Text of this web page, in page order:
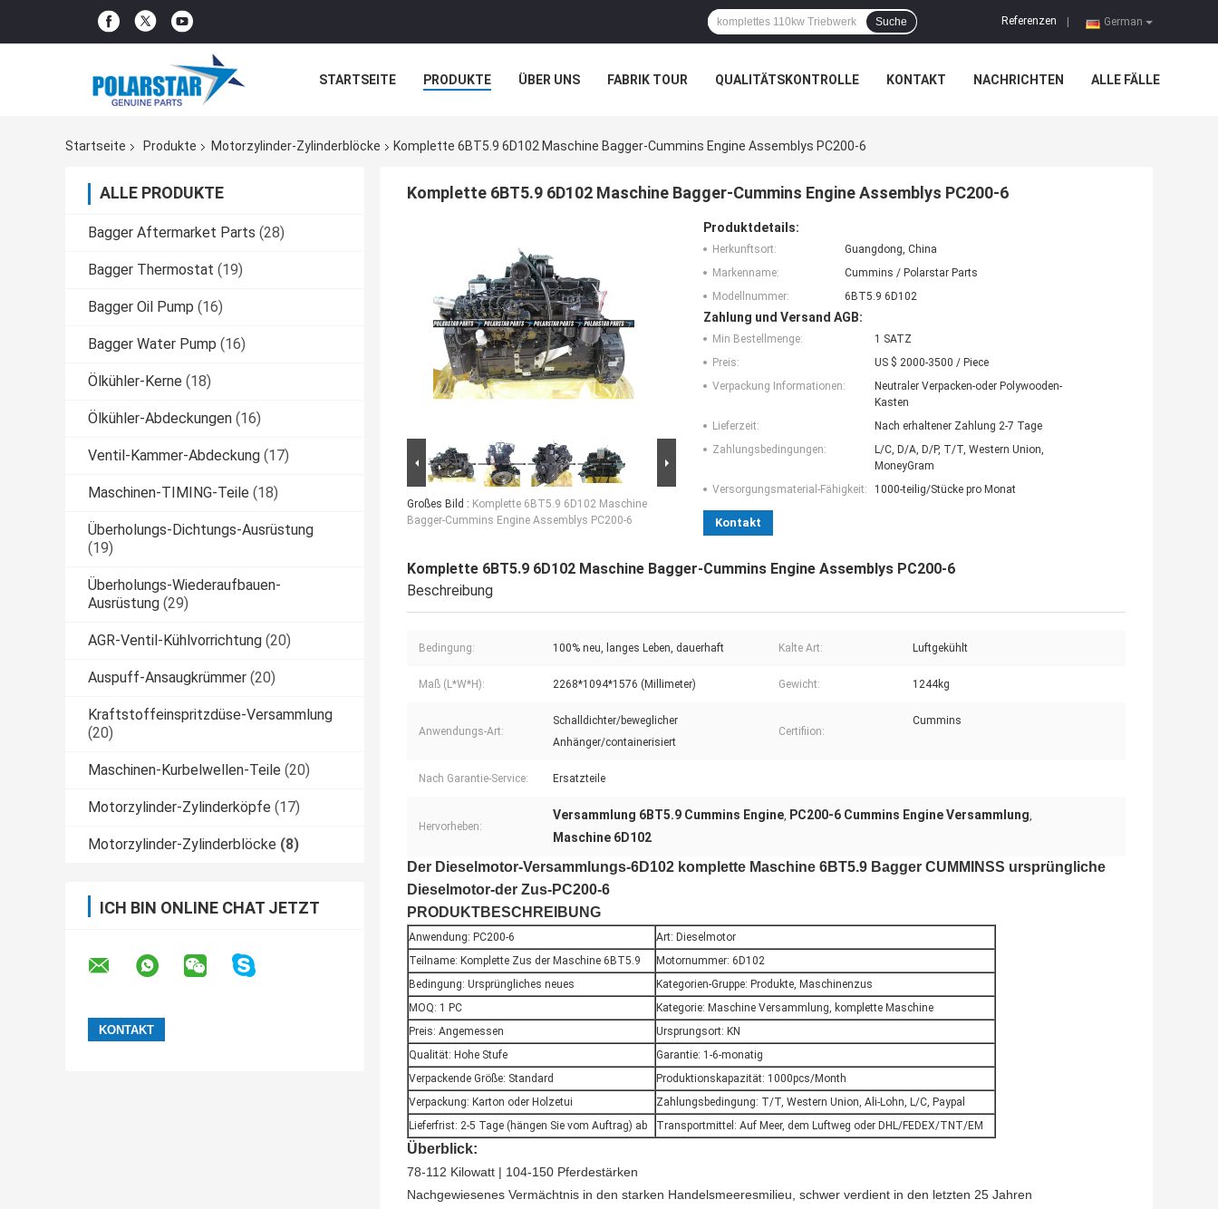
German
Referenzen
Suche
STARTSEITE PRODUKTE ÜBER UNS FABRIK TOUR QUALITÄTSKONTROLLE KONTAKT NACHRICHTEN ALLE FÄLLE
Startseite Produkte Motorzylinder-Zylinderblöcke Komplette 6BT5.9 6D102 Maschine Bagger-Cummins Engine Assemblys PC200-6
ALLE PRODUKTE
Bagger Aftermarket Parts (28)
Bagger Thermostat (19)
Bagger Oil Pump (16)
Bagger Water Pump (16)
Ölkühler-Kerne (18)
Ölkühler-Abdeckungen (16)
Ventil-Kammer-Abdeckung (17)
Maschinen-TIMING-Teile (18)
Überholungs-Dichtungs-Ausrüstung
(19)
Überholungs-Wiederaufbauen-
Ausrüstung (29)
AGR-Ventil-Kühlvorrichtung (20)
Auspuff-Ansaugkrümmer (20)
Kraftstoffeinspritzdüse-Versammlung
(20)
Maschinen-Kurbelwellen-Teile (20)
Motorzylinder-Zylinderköpfe (17)
Motorzylinder-Zylinderblöcke (8)
ICH BIN ONLINE CHAT JETZT
Komplette 6BT5.9 6D102 Maschine Bagger-Cummins Engine Assemblys PC200-6
Großes Bild : Komplette 6BT5.9 6D102 Maschine
Bagger-Cummins Engine Assemblys PC200-6
Produktdetails:
Herkunftsort:
Guangdong, China
Markenname:
Cummins / Polarstar Parts
Modellnummer:
6BT5.9 6D102
Zahlung und Versand AGB:
Min Bestellmenge:
1 SATZ
Preis:
US $ 2000-3500 / Piece
Verpackung Informationen:
Neutraler Verpacken-oder Polywooden-
Kasten
Lieferzeit:
Nach erhaltener Zahlung 2-7 Tage
Zahlungsbedingungen:
L/C, D/A, D/P, T/T, Western Union,
MoneyGram
Versorgungsmaterial-Fähigkeit:
1000-teilig/Stücke pro Monat
Kontakt
Komplette 6BT5.9 6D102 Maschine Bagger-Cummins Engine Assemblys PC200-6
Beschreibung
Bedingung: 100% neu, langes Leben, dauerhaft Kalte Art: Luftgekühlt
Maß (L*W*H): 2268*1094*1576 (Millimeter) Gewicht: 1244kg
Anwendungs-Art:
Schalldichter/beweglicher
Anhänger/containerisiert
Certifiion:
Cummins
Nach Garantie-Service: Ersatzteile
Hervorheben:
Versammlung 6BT5.9 Cummins Engine, PC200-6 Cummins Engine Versammlung,
Maschine 6D102
Der Dieselmotor-Versammlungs-6D102 komplette Maschine 6BT5.9 Bagger CUMMINSS ursprüngliche
Dieselmotor-der Zus-PC200-6
PRODUKTBESCHREIBUNG
Anwendung: PC200-6
Art: Dieselmotor
Teilname: Komplette Zus der Maschine 6BT5.9
Motornummer: 6D102
Bedingung: Ursprüngliches neues
Kategorien-Gruppe: Produkte, Maschinenzus
MOQ: 1 PC
Kategorie: Maschine Versammlung, komplette Maschine
Preis: Angemessen
Ursprungsort: KN
Qualität: Hohe Stufe
Garantie: 1-6-monatig
Verpackende Größe: Standard
Produktionskapazität: 1000pcs/Month
Verpackung: Karton oder Holzetui
Zahlungsbedingung: T/T, Western Union, Ali-Lohn, L/C, Paypal
Lieferfrist: 2-5 Tage (hängen Sie vom Auftrag) ab
Transportmittel: Auf Meer, dem Luftweg oder DHL/FEDEX/TNT/EM
Überblick:
78-112 Kilowatt | 104-150 Pferdestärken
Nachgewiesenes Vermächtnis in den starken Handelsmeeresmilieu, schwer verdient in den letzten 25 Jahren